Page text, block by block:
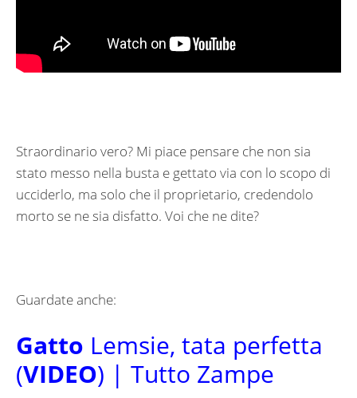
Straordinario vero? Mi piace pensare che non sia
stato messo nella busta e gettato via con lo scopo di
ucciderlo, ma solo che il proprietario, credendolo
morto se ne sia disfatto. Voi che ne dite?
Guardate anche:
Gatto Lemsie, tata perfetta
(VIDEO) | Tutto Zampe